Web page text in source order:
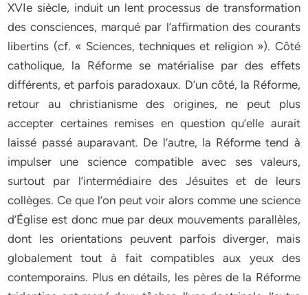
XVIe siècle, induit un lent processus de transformation
des consciences, marqué par l’affirmation des courants
libertins (cf. « Sciences, techniques et religion »). Côté
catholique, la Réforme se matérialise par des effets
différents, et parfois paradoxaux. D’un côté, la Réforme,
retour au christianisme des origines, ne peut plus
accepter certaines remises en question qu’elle aurait
laissé passé auparavant. De l’autre, la Réforme tend à
impulser une science compatible avec ses valeurs,
surtout par l’intermédiaire des Jésuites et de leurs
collèges. Ce que l’on peut voir alors comme une science
d’Église est donc mue par deux mouvements parallèles,
dont les orientations peuvent parfois diverger, mais
globalement tout à fait compatibles aux yeux des
contemporains. Plus en détails, les pères de la Réforme